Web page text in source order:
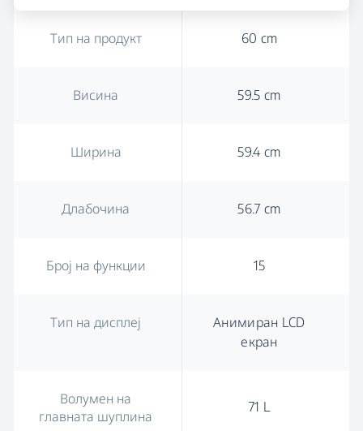
Тип на продукт 60 cm
Висина 59.5 cm
Ширина 59.4 cm
Длабочина 56.7 cm
Број на функции 15
Тип на дисплеј
Анимиран LCD
екран
Волумен на
главната шуплина
71 L